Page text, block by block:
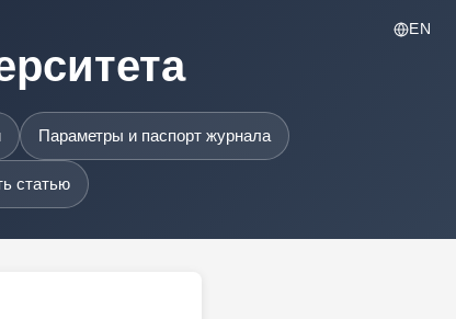
EN
Параметры и паспорт журнала
статью